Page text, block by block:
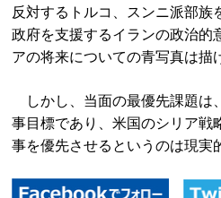
反対するトルコ、スンニ派部族
政府を支援するイランの政治的
アの将来についての青写真は描
しかし、当面の最優先課題は
事目標であり、米国のシリア戦
事を優先させるというのは現実